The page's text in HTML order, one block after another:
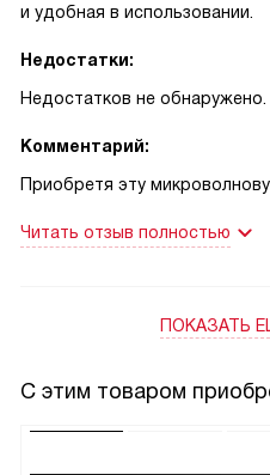
и удобная в использовании.
Недостатки:
Недостатков не обнаружено.
Комментарий:
Приобретя эту
все стало гораздо проще и
автоматических программ,
Впечатляет и качество
Читать отзыв полностью
ПОКАЗАТЬ
С этим товаром